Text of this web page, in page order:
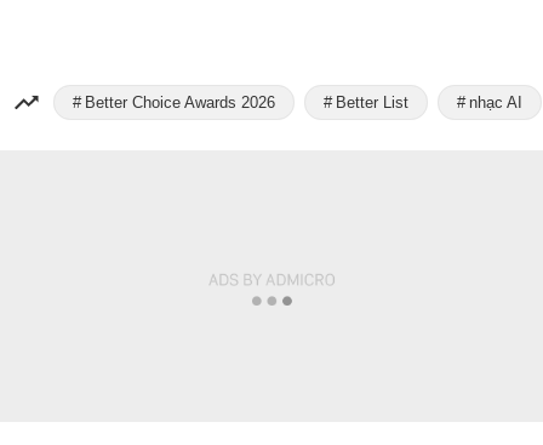
Better Choice Awards 2026 Better List nhạc AI